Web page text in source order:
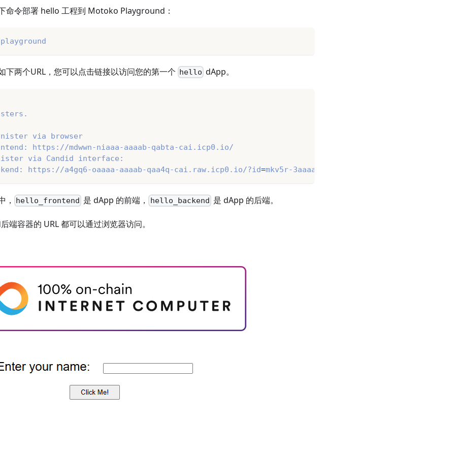
命令部署 hello 工程到 Motoko Playground：
下两个URL，您可以点击链接以访问您的第一个 hello dApp。
via browser
https://mdwwn-niaaa-aaaab-qabta-cai.icp0.io/
via Candid interface:
https://a4gq6-oaaaa-aaaab-qaa4q-cai.raw.icp0.io/?id
=mkv5r-3aaaa-aaaab-qabsq-cai
， hello_frontend 是 dApp 的前端， hello_backend 是 dApp 的后端。
端容器的 URL 都可以通过浏览器访问。